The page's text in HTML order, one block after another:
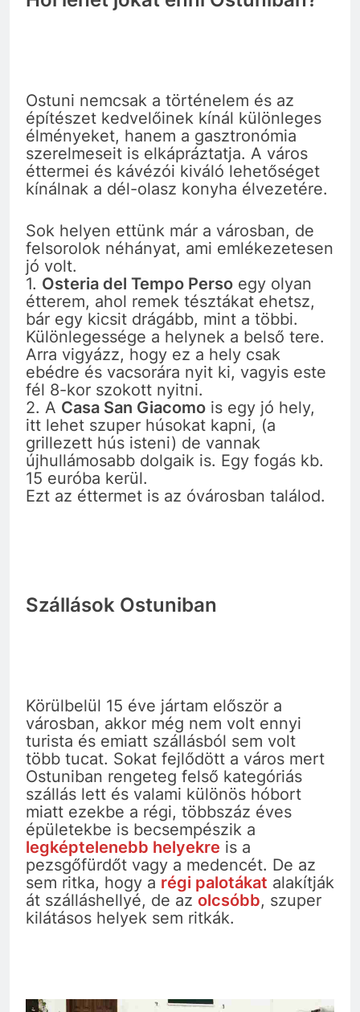
Ostuni nemcsak a történelem és az
építészet kedvelőinek kínál különleges
élményeket, hanem a gasztronómia
szerelmeseit is elkápráztatja. A város
éttermei és kávézói kiváló lehetőséget
kínálnak a dél-olasz konyha élvezetére.
Sok helyen ettünk már a városban, de
felsorolok néhányat, ami emlékezetesen
jó volt.
1. Osteria del Tempo Perso egy olyan
étterem, ahol remek tésztákat ehetsz,
bár egy kicsit drágább, mint a többi.
Különlegessége a helynek a belső tere.
Arra vigyázz, hogy ez a hely csak
ebédre és vacsorára nyit ki, vagyis este
fél 8-kor szokott nyitni.
2. A Casa San Giacomo is egy jó hely,
itt lehet szuper húsokat kapni, (a
grillezett hús isteni) de vannak
újhullámosabb dolgaik is. Egy fogás kb.
15 euróba kerül.
Ezt az éttermet is az óvárosban találod.
Szállások Ostuniban
Körülbelül 15 éve jártam először a
városban, akkor még nem volt ennyi
turista és emiatt szállásból sem volt
több tucat. Sokat fejlődött a város mert
Ostuniban rengeteg felső kategóriás
szállás lett és valami különös hóbort
miatt ezekbe a régi, többszáz éves
épületekbe is becsempészik a
legképtelenebb helyekre is a
pezsgőfürdőt vagy a medencét. De az
sem ritka, hogy a régi palotákat alakítják
át szálláshellyé, de az olcsóbb, szuper
kilátásos helyek sem ritkák.